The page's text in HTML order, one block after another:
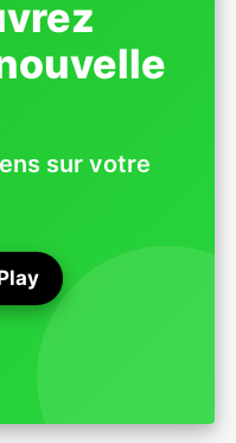
sur votre